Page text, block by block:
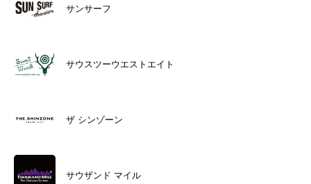
サンサーフ
サウスツーウエストエイト
ザ シンゾーン
サウザンド マイル